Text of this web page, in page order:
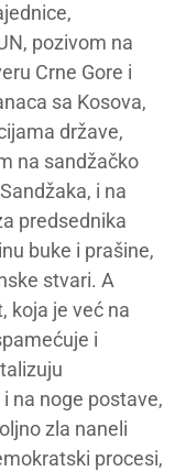
pozivom na
Crne Gore i
sa Kosova,
države,
na sandžačko
i na
predsednika
buke i prašine,
stvari. A
koja je već na
i
na noge postave,
zla naneli
procesi,